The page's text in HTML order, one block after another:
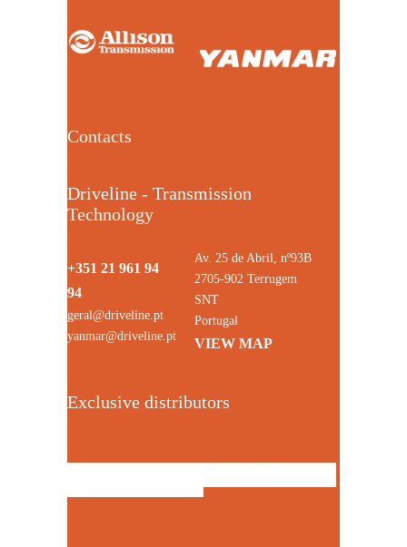
Contacts
Driveline - Transmission
Technology
+351 21 961 94
94
geral@driveline.pt
yanmar@driveline.pt
Av. 25 de Abril, nº93B
2705-902 Terrugem
SNT
Portugal
VIEW MAP
Exclusive distributors